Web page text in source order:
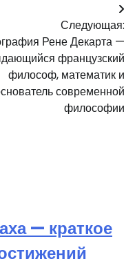
Следующая:
Рене Декарта —
французский
философ, математик и
современной
философии
— краткое